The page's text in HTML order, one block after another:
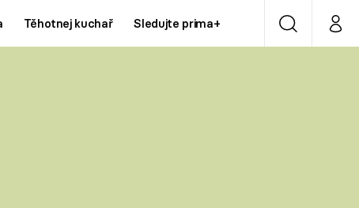
Těhotnej kuchař Sledujte prima+ VyhledáváníMůj